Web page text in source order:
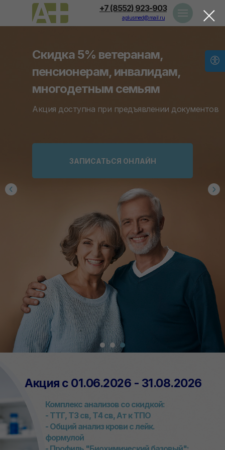
+7 (8552) 923-903
aplusmed@mail.ru
ЗАПИСАТЬСЯ ОНЛАЙН
Акция доступна при предъявлении документов
Скидка 5% ветеранам,
пенсионерам, инвалидам,
многодетным семьям
Акция с 01.06.2026 - 31.08.2026
Комплекс анализов со скидкой:
- ТТГ, Т3 св, Т4 св, Ат к ТПО
- Общий анализ крови с лейк.
формулой